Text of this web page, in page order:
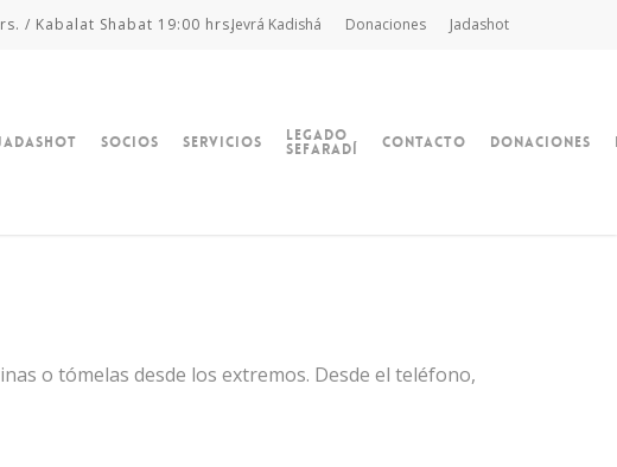
/ Kabalat Shabat 19:00 hrs.Jevrá Kadishá Donaciones Jadashot
Socios Servicios Legado
Sefaradí Contacto Donaciones
o tómelas desde los extremos. Desde el teléfono,